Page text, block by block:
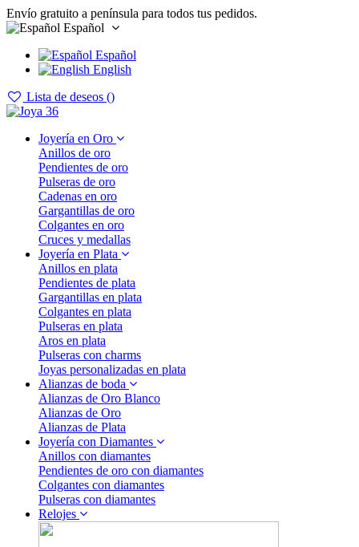
Envío gratuito a península para todos tus pedidos.
Español
Español
English
Lista de deseos ()
Joyería en Oro
Anillos de oro
Pendientes de oro
Pulseras de oro
Cadenas en oro
Gargantillas de oro
Colgantes en oro
Cruces y medallas
Joyería en Plata
Anillos en plata
Pendientes de plata
Gargantillas en plata
Colgantes en plata
Pulseras en plata
Aros en plata
Pulseras con charms
Joyas personalizadas en plata
Alianzas de boda
Alianzas de Oro Blanco
Alianzas de Oro
Alianzas de Plata
Joyería con Diamantes
Anillos con diamantes
Pendientes de oro con diamantes
Colgantes con diamantes
Pulseras con diamantes
Relojes